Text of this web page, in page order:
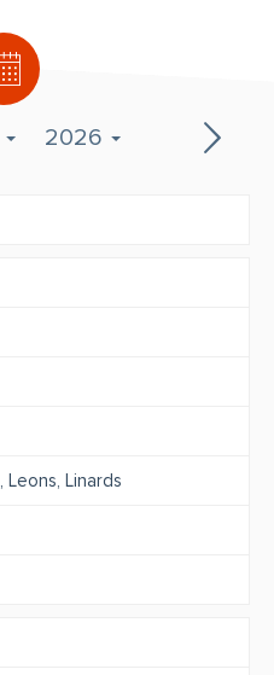
2026
Leons Linards